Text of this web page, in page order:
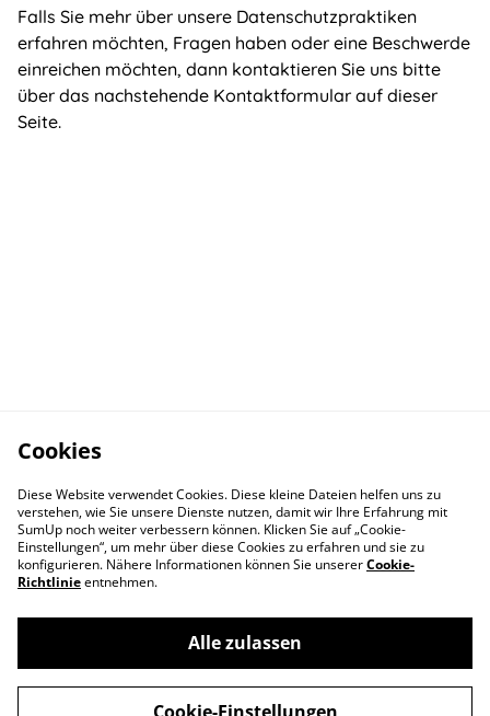
Falls Sie mehr über unsere Datenschutzpraktiken
erfahren möchten, Fragen haben oder eine Beschwerde
einreichen möchten, dann kontaktieren Sie uns bitte
über das nachstehende Kontaktformular auf dieser
Seite.
Cookies
Diese Website verwendet Cookies. Diese kleine Dateien helfen uns zu
verstehen, wie Sie unsere Dienste nutzen, damit wir Ihre Erfahrung mit
SumUp noch weiter verbessern können. Klicken Sie auf „Cookie-
Einstellungen“, um mehr über diese Cookies zu erfahren und sie zu
konfigurieren. Nähere Informationen können Sie unsererCookie-
Richtlinieentnehmen.
Alle zulassen